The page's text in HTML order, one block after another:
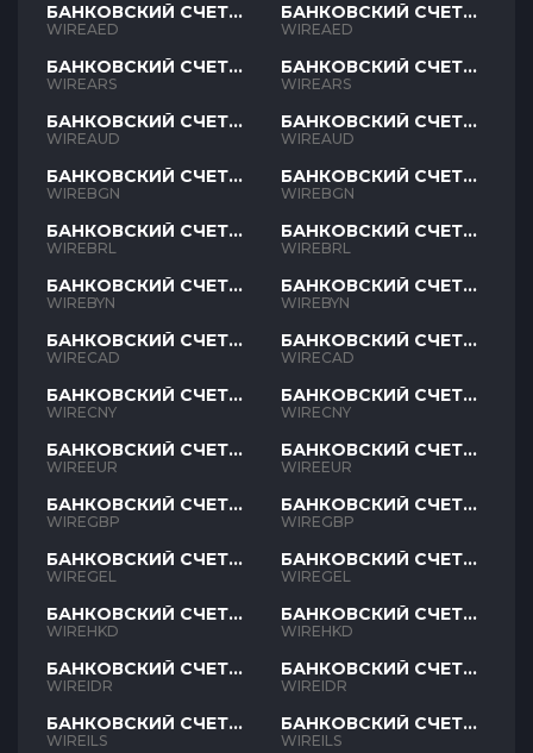
БАНКОВСКИЙ СЧЕТ
AED
WIREAED
БАНКОВСКИЙ СЧЕТ
ARS
WIREARS
БАНКОВСКИЙ СЧЕТ
AUD
WIREAUD
БАНКОВСКИЙ СЧЕТ
BGN
WIREBGN
БАНКОВСКИЙ СЧЕТ
BRL
WIREBRL
БАНКОВСКИЙ СЧЕТ
BYN
WIREBYN
БАНКОВСКИЙ СЧЕТ
CAD
WIRECAD
БАНКОВСКИЙ СЧЕТ
CNY
WIRECNY
БАНКОВСКИЙ СЧЕТ
EUR
WIREEUR
БАНКОВСКИЙ СЧЕТ
GBP
WIREGBP
БАНКОВСКИЙ СЧЕТ
GEL
WIREGEL
БАНКОВСКИЙ СЧЕТ
HKD
WIREHKD
БАНКОВСКИЙ СЧЕТ
IDR
WIREIDR
БАНКОВСКИЙ СЧЕТ
ILS
WIREILS
БАНКОВСКИЙ СЧЕТ
AED
WIREAED
БАНКОВСКИЙ СЧЕТ
ARS
WIREARS
БАНКОВСКИЙ СЧЕТ
AUD
WIREAUD
БАНКОВСКИЙ СЧЕТ
BGN
WIREBGN
БАНКОВСКИЙ СЧЕТ
BRL
WIREBRL
БАНКОВСКИЙ СЧЕТ
BYN
WIREBYN
БАНКОВСКИЙ СЧЕТ
CAD
WIRECAD
БАНКОВСКИЙ СЧЕТ
CNY
WIRECNY
БАНКОВСКИЙ СЧЕТ
EUR
WIREEUR
БАНКОВСКИЙ СЧЕТ
GBP
WIREGBP
БАНКОВСКИЙ СЧЕТ
GEL
WIREGEL
БАНКОВСКИЙ СЧЕТ
HKD
WIREHKD
БАНКОВСКИЙ СЧЕТ
IDR
WIREIDR
БАНКОВСКИЙ СЧЕТ
ILS
WIREILS